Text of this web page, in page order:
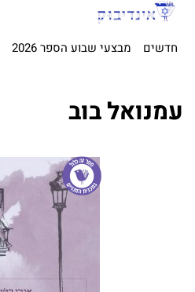
חדשים מבצעי שבוע הספר 2026
עמנואל בוב